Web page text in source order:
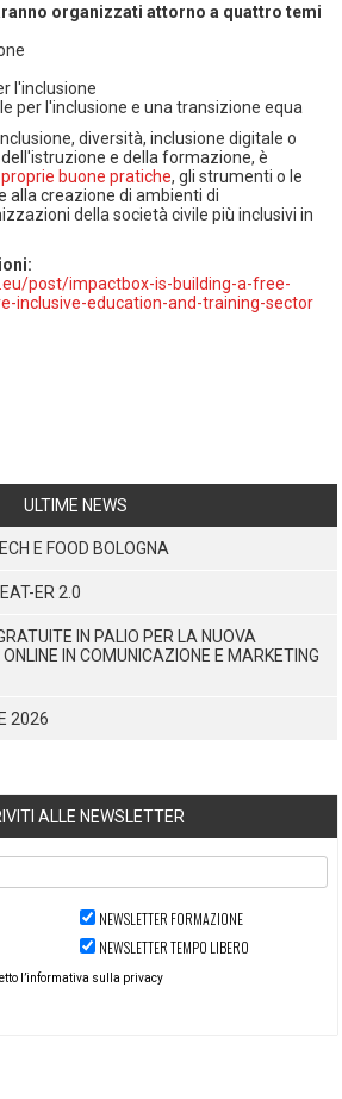
organizzati attorno a quattro temi
l'inclusione
per l'inclusione e una transizione equa
diversità, inclusione digitale o
e della formazione, è
buone pratiche, gli strumenti o le
alla creazione di ambienti di
della società civile più inclusivi in
post/impactbox-is-building-a-free-
inclusive-education-and-training-sector
ULTIME NEWS
E FOOD BOLOGNA
ER 2.0
IN PALIO PER LA NUOVA
IN COMUNICAZIONE E MARKETING
2026
ALLE NEWSLETTER
NEWSLETTER FORMAZIONE
NEWSLETTER TEMPO LIBERO
l’informativa sulla privacy